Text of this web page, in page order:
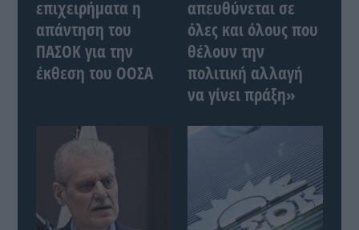
επιχειρήματα η
απάντηση του
ΠΑΣΟΚ για την
έκθεση του ΟΟΣΑ
απευθύνεται σε
όλες και όλους που
θέλουν την
πολιτική αλλαγή
να γίνει πράξη»